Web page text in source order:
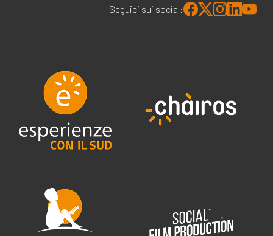
Seguici sui social: